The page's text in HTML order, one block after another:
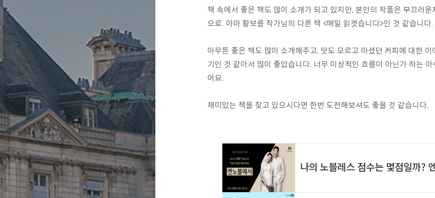
책 속에서 좋은 책도 많이 소개가 되고 있지만, 본인의 작품은 부끄러
으로. 아마 황보름 작가님의 다른 책 <매일 읽겟습니다>인 것 같습니다.
아무튼 좋은 책도 많이 소개해주고, 맛도 모르고 마셨던 커피에 대한
기인 것 같아서 많이 좋았습니다. 너무 이상적인 흐름이 아닌가 하는
어요.
재미있는 책을 찾고 있으시다면 한번 도전해보셔도 좋을 것 같습니다.